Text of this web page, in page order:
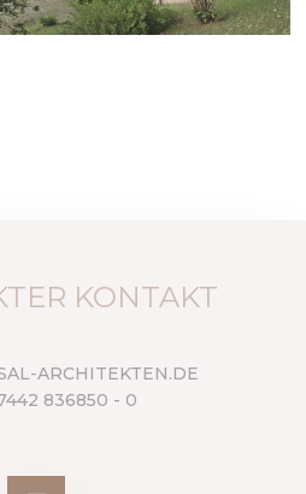
KONTAKT
ARCHITEKTEN.DE
836850 - 0